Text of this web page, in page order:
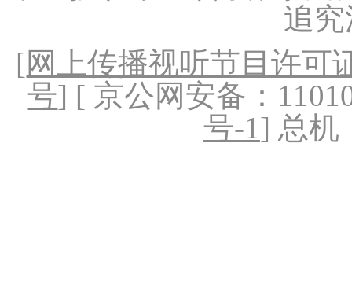
追
[网上传播视听节目许可
号] [ 京公网安备：
号-1] 总机